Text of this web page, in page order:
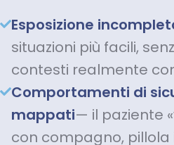
Esposizione
situazioni più facili,
contesti realmente
Comportamenti di
mappati— il paziente
con compagno, pillola